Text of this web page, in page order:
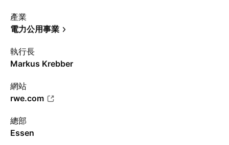
產業
電力公用事業
執行長
Markus Krebber
網站
rwe.com
總部
Essen